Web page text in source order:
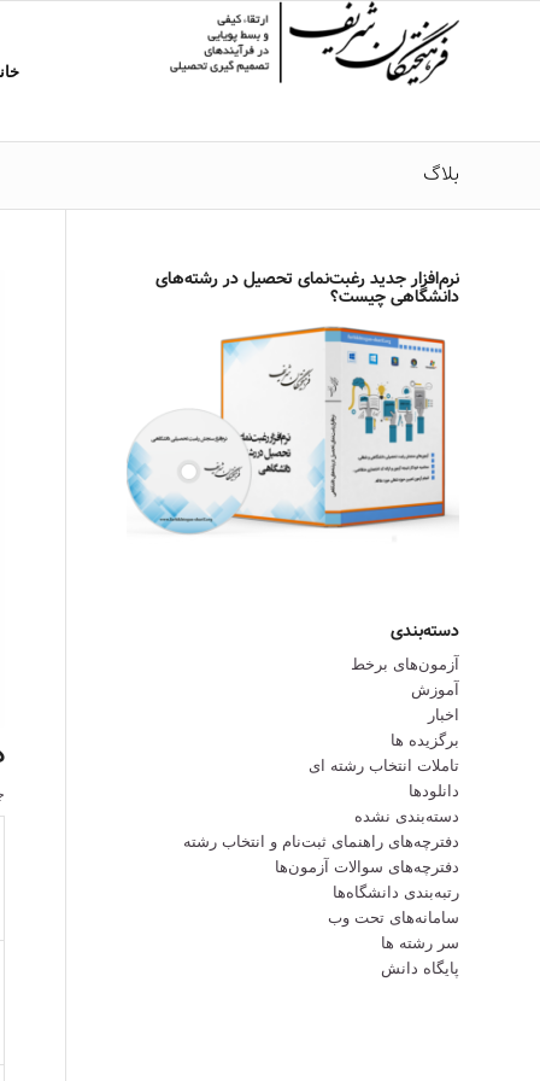
بلاگ
نرم‌افزار جدید رغبت‌نمای تحصیل در رشته‌های
دانشگاهی چیست؟
دسته‌بندی
آزمون‌های برخط
آموزش
اخبار
برگزیده ها
تاملات انتخاب رشته ای
دانلودها
دسته‌بندی نشده
دفترچه‌های راهنمای ثبت‌نام و انتخاب رشته
دفترچه‌‌های سوالات آزمون‌ها
رتبه‌بندی دانشگاه‌ها
سامانه‌های تحت وب
سر رشته ها
پایگاه دانش